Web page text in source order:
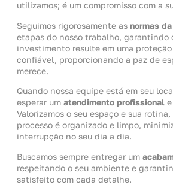
utilizamos; é um compromisso com a
Seguimos rigorosamente as normas
etapas do nosso trabalho, garantindo
investimento resulte em uma
confiável, proporcionando a paz de
merece.
Quando nossa equipe está em seu
esperar um atendimento profissional
Valorizamos o seu espaço e sua
processo é organizado e limpo,
interrupção no seu dia a dia.
Buscamos sempre entregar um
respeitando o seu ambiente e
satisfeito com cada detalhe.